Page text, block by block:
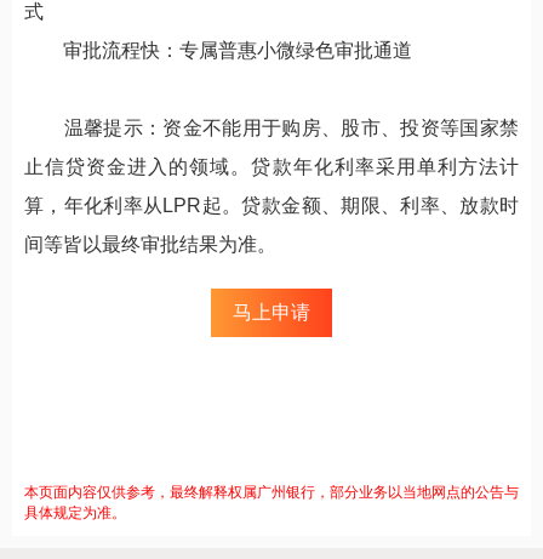
式
审批流程快：专属普惠小微绿色审批通道
温馨提示：资金不能用于购房、股市、投资等国家禁
止信贷资金进入的领域。贷款年化利率采用单利方法计
算，年化利率从LPR起。贷款金额、期限、利率、放款时
间等皆以最终审批结果为准。
马上申请
本页面内容仅供参考，最终解释权属广州银行，部分业务以当地网点的公告与
具体规定为准。